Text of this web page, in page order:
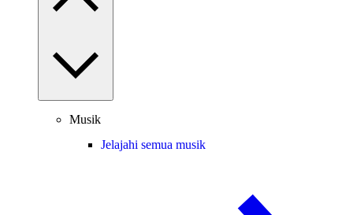
Musik
Jelajahi semua musik